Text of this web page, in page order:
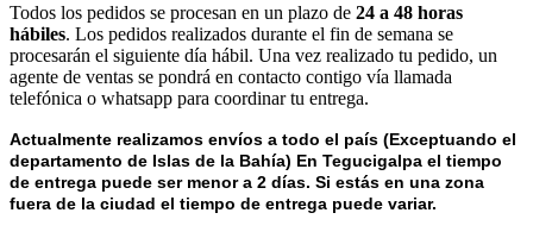
Todos los pedidos se procesan en un plazo de 24 a 48 horas
hábiles. Los pedidos realizados durante el fin de semana se
procesarán el siguiente día hábil. Una vez realizado tu pedido, un
agente de ventas se pondrá en contacto contigo vía llamada
telefónica o whatsapp para coordinar tu entrega.
Actualmente realizamos envíos a todo el país (Exceptuando el
departamento de Islas de la Bahía) En Tegucigalpa el tiempo
de entrega puede ser menor a 2 días. Si estás en una zona
fuera de la ciudad el tiempo de entrega puede variar.